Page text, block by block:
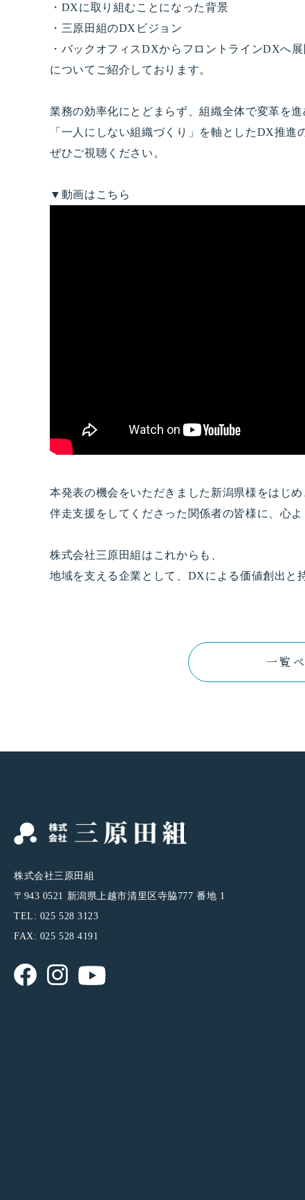
・DXに取り組むことになった背景
・三原田組のDXビジョン
・バックオフィスDXからフロントラインDXへ
についてご紹介しております。
業務の効率化にとどまらず、組織全体で変革を進
「一人にしない組織づくり」を軸としたDX推進
ぜひご視聴ください。
▼動画はこちら
本発表の機会をいただきました新潟県様をはじめ
伴走支援をしてくださった関係者の皆様に、心よ
株式会社三原田組はこれからも、
地域を支える企業として、DXによる価値創出と
一覧
株式会社三原田組
〒943 0521 新潟県上越市清里区寺脇777 番地 1
TEL: 025 528 3123
FAX: 025 528 4191